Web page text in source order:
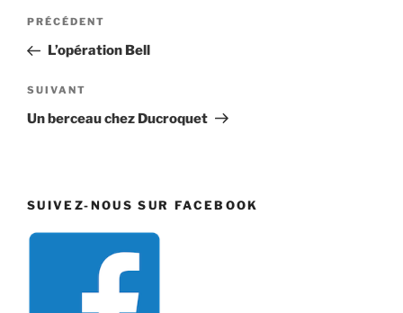
Navigation
l’article
Article
précédent
PRÉCÉDENT
L’opération Bell
Article
suivant
SUIVANT
Un berceau chez Ducroquet
SUIVEZ-NOUS SUR FACEBOOK